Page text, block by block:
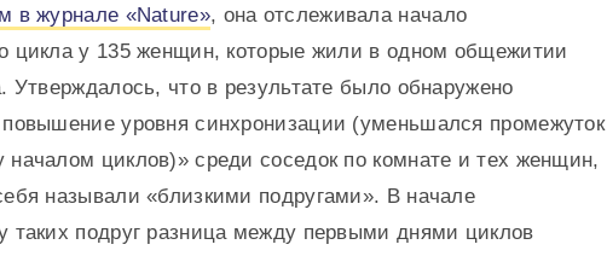
в журнале «Nature», она отслеживала начало
цикла у 135 женщин, которые жили в одном общежитии
Утверждалось, что в результате было обнаружено
повышение уровня синхронизации (уменьшался промежуток
циклов)» среди соседок по комнате и тех женщин,
называли «близкими подругами». В начале
таких подруг разница между первыми днями циклов